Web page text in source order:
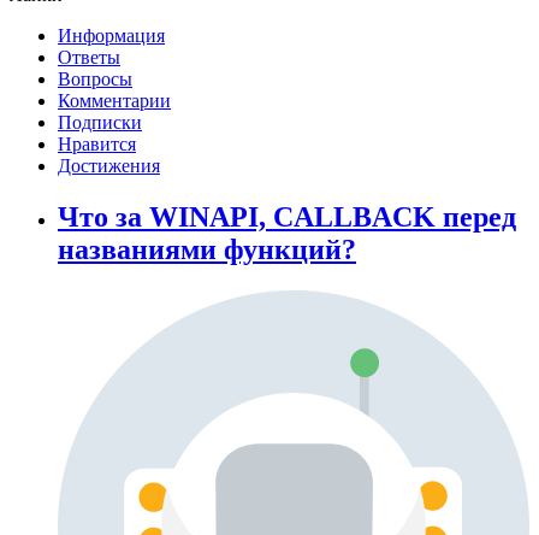
Информация
Ответы
Вопросы
Комментарии
Подписки
Нравится
Достижения
Что за WINAPI, CALLBACK перед
названиями функций?